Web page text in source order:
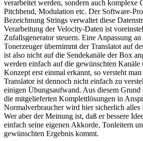
verarbeitet werden, sondern auch komplexe
Pitchbend, Modulation etc. Der Software-
Bezeichnung Strings verwaltet diese
Verarbeitung der Velocity-Daten ist
Zufallsgenerator steuern. Eine Anpassung an
Tonerzeuger übernimmt der Translatot auf
ist also nicht auf die Sendekanäle der Box
werden einfach auf die gewünschten Kanäle
Konzept erst einmal erkannt, so versteht
Translator ist dennoch nicht einfach zu
einigen Übungsaufwand. Aus diesem Grund
die mitgelieferten Komplettlösungen in
Normalverbraucher wird hier sicherlich
Wer aber der Meinung ist, daß er bessere
einfach seine eigenen Akkorde, Tonleitern
gewünschten Ergebnis kommt.